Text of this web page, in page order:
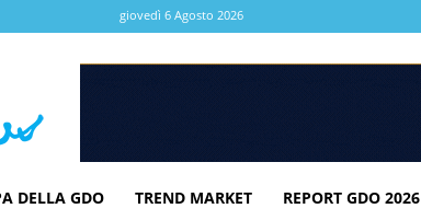
giovedì 6 Agosto 2026
DELLA GDO TREND MARKET REPORT GDO 2026